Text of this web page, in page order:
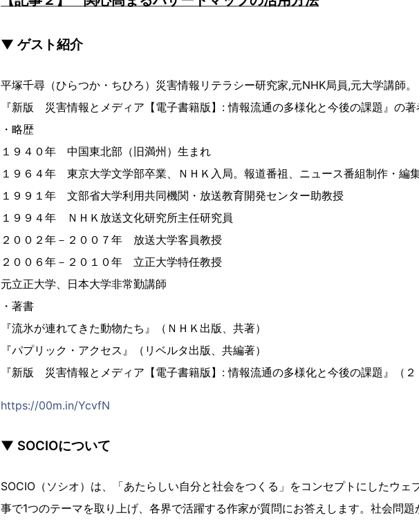
▼ ゲスト紹介
平塚千尋（ひらつか・ちひろ）災害情報リテラシー研究家,元NHK局員,元大学講師。
『新版 災害情報とメディア【電子書籍版】: 情報流通の多様化と今後の課題』の著
・略歴
１９４０年 中国東北部（旧満州）生まれ
１９６４年 東京大学文学部卒業、ＮＨＫ入局。報道番祖、ニュース番組制作・編
１９９１年 文部省大学利用共同機関・放送教育開発センター助教授
１９９４年 ＮＨＫ放送文化研究所主任研究員
２００２年－２００７年 放送大学客員教授
２００６年－２０１０年 立正大学特任教授
元立正大学、日本大学非常勤講師
・著書
『流氷が連れてきた動物たち』（ＮＨＫ出版、共著）
『パプリック・アクセス』（リベルタ出版、共編著）
『新版 災害情報とメディア【電子書籍版】: 情報流通の多様化と今後の課題』（２
https://00m.in/YcvfN
▼ SOCIOについて
SOCIO（ソシオ）は、「あたらしい自分と社会をつくる」をコンセプトにしたウェ
事で1つのテーマを取り上げ、各界で活躍する作家が質問にお答えします。社会問題